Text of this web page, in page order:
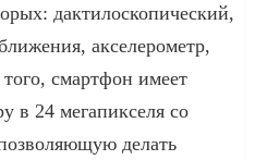
дактилоскопический,
акселерометр,
смартфон имеет
в 24 мегапикселя со
делать